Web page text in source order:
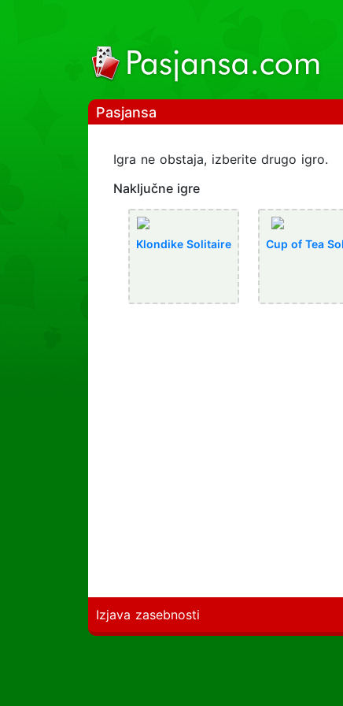
Pasjansa
Igra ne obstaja, izberite drugo igro.
Naključne igre
Klondike Solitaire Cup of Tea
Izjava zasebnosti